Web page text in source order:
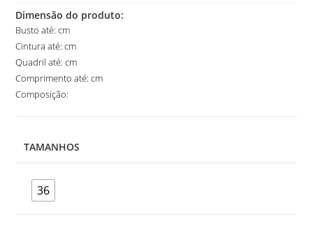
Dimensão do produto:
Busto até: cm
Cintura até: cm
Quadril até: cm
Comprimento até: cm
Composição:
TAMANHOS
36